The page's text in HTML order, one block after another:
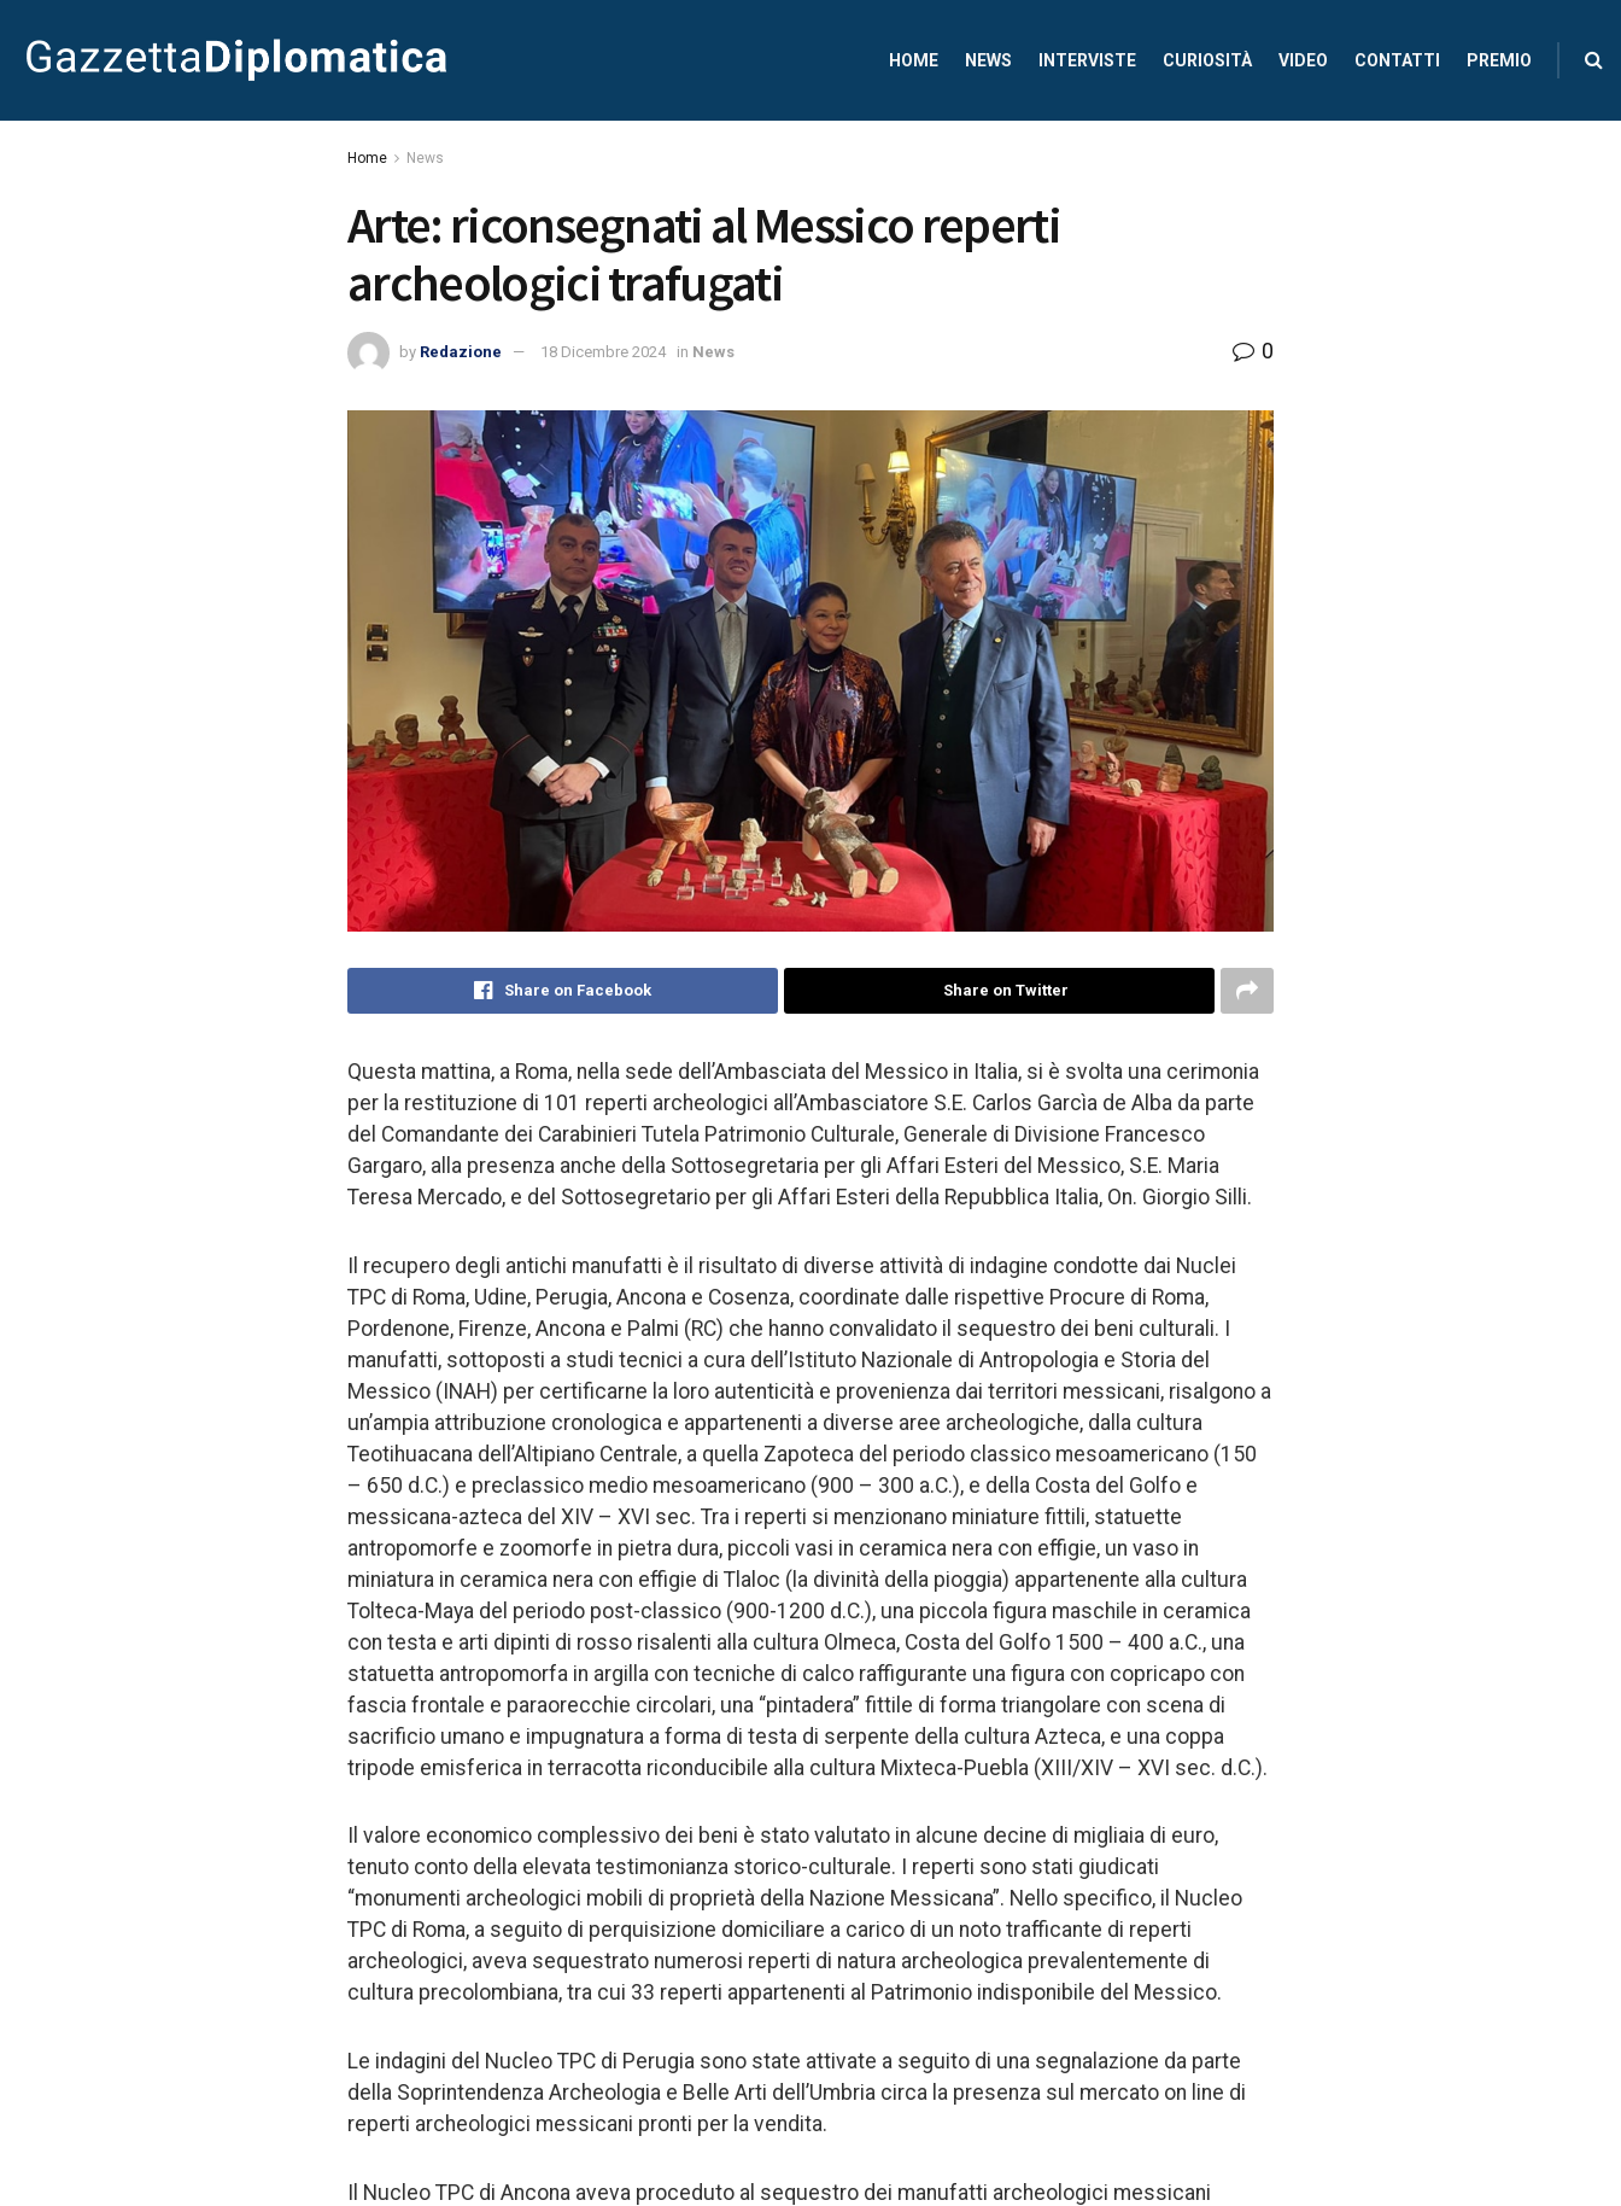
HOME NEWS INTERVISTE CURIOSITÀ VIDEO CONTATTI PREMIO
Home News
Arte: riconsegnati al Messico reperti
archeologici trafugati
by Redazione 18 Dicembre 2024 in News 0
Share on Facebook Share on Twitter
Questa mattina, a Roma, nella sede dell’Ambasciata del Messico in Italia, si è svolta una cerimonia
per la restituzione di 101 reperti archeologici all’Ambasciatore S.E. Carlos Garcìa de Alba da parte
del Comandante dei Carabinieri Tutela Patrimonio Culturale, Generale di Divisione Francesco
Gargaro, alla presenza anche della Sottosegretaria per gli Affari Esteri del Messico, S.E. Maria
Teresa Mercado, e del Sottosegretario per gli Affari Esteri della Repubblica Italia, On. Giorgio Silli.
Il recupero degli antichi manufatti è il risultato di diverse attività di indagine condotte dai Nuclei
TPC di Roma, Udine, Perugia, Ancona e Cosenza, coordinate dalle rispettive Procure di Roma,
Pordenone, Firenze, Ancona e Palmi (RC) che hanno convalidato il sequestro dei beni culturali. I
manufatti, sottoposti a studi tecnici a cura dell’Istituto Nazionale di Antropologia e Storia del
Messico (INAH) per certificarne la loro autenticità e provenienza dai territori messicani, risalgono a
un’ampia attribuzione cronologica e appartenenti a diverse aree archeologiche, dalla cultura
Teotihuacana dell’Altipiano Centrale, a quella Zapoteca del periodo classico mesoamericano (150
– 650 d.C.) e preclassico medio mesoamericano (900 – 300 a.C.), e della Costa del Golfo e
messicana-azteca del XIV – XVI sec. Tra i reperti si menzionano miniature fittili, statuette
antropomorfe e zoomorfe in pietra dura, piccoli vasi in ceramica nera con effigie, un vaso in
miniatura in ceramica nera con effigie di Tlaloc (la divinità della pioggia) appartenente alla cultura
Tolteca-Maya del periodo post-classico (900-1200 d.C.), una piccola figura maschile in ceramica
con testa e arti dipinti di rosso risalenti alla cultura Olmeca, Costa del Golfo 1500 – 400 a.C., una
statuetta antropomorfa in argilla con tecniche di calco raffigurante una figura con copricapo con
fascia frontale e paraorecchie circolari, una “pintadera” fittile di forma triangolare con scena di
sacrificio umano e impugnatura a forma di testa di serpente della cultura Azteca, e una coppa
tripode emisferica in terracotta riconducibile alla cultura Mixteca-Puebla (XIII/XIV – XVI sec. d.C.).
Il valore economico complessivo dei beni è stato valutato in alcune decine di migliaia di euro,
tenuto conto della elevata testimonianza storico-culturale. I reperti sono stati giudicati
“monumenti archeologici mobili di proprietà della Nazione Messicana”. Nello specifico, il Nucleo
TPC di Roma, a seguito di perquisizione domiciliare a carico di un noto trafficante di reperti
archeologici, aveva sequestrato numerosi reperti di natura archeologica prevalentemente di
cultura precolombiana, tra cui 33 reperti appartenenti al Patrimonio indisponibile del Messico.
Le indagini del Nucleo TPC di Perugia sono state attivate a seguito di una segnalazione da parte
della Soprintendenza Archeologia e Belle Arti dell’Umbria circa la presenza sul mercato on line di
reperti archeologici messicani pronti per la vendita.
Il Nucleo TPC di Ancona aveva proceduto al sequestro dei manufatti archeologici messicani